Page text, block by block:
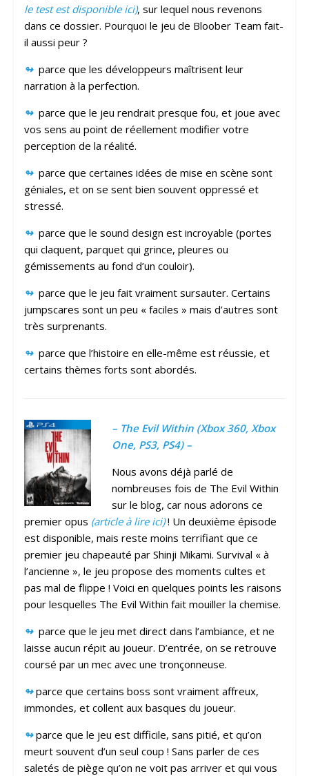
le test est disponible ici), sur lequel nous revenons
dans ce dossier. Pourquoi le jeu de Bloober Team fait-
il aussi peur ?
↬ parce que les développeurs maîtrisent leur
narration à la perfection.
↬ parce que le jeu rendrait presque fou, et joue avec
vos sens au point de réellement modifier votre
perception de la réalité.
↬ parce que certaines idées de mise en scène sont
géniales, et on se sent bien souvent oppressé et
stressé.
↬ parce que le sound design est incroyable (portes
qui claquent, parquet qui grince, pleures ou
gémissements au fond d’un couloir).
↬ parce que le jeu fait vraiment sursauter. Certains
jumpscares sont un peu « faciles » mais d’autres sont
très surprenants.
↬ parce que l’histoire en elle-même est réussie, et
certains thèmes forts sont abordés.
– The Evil Within (Xbox 360, Xbox
One, PS3, PS4) –
Nous avons déjà parlé de
nombreuses fois de The Evil Within
sur le blog, car nous adorons ce
premier opus (article à lire ici)! Un deuxième épisode
est disponible, mais reste moins terrifiant que ce
premier jeu chapeauté par Shinji Mikami. Survival « à
l’ancienne », le jeu propose des moments cultes et
pas mal de flippe ! Voici en quelques points les raisons
pour lesquelles The Evil Within fait mouiller la chemise.
↬ parce que le jeu met direct dans l’ambiance, et ne
laisse aucun répit au joueur. D’entrée, on se retrouve
coursé par un mec avec une tronçonneuse.
↬ parce que certains boss sont vraiment affreux,
immondes, et collent aux basques du joueur.
↬ parce que le jeu est difficile, sans pitié, et qu’on
meurt souvent d’un seul coup ! Sans parler de ces
saletés de piège qu’on ne voit pas arriver et qui vous